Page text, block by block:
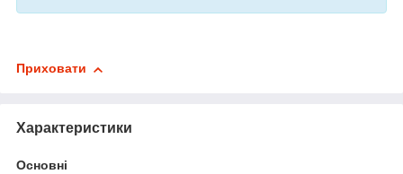
Приховати
Характеристики
Основні